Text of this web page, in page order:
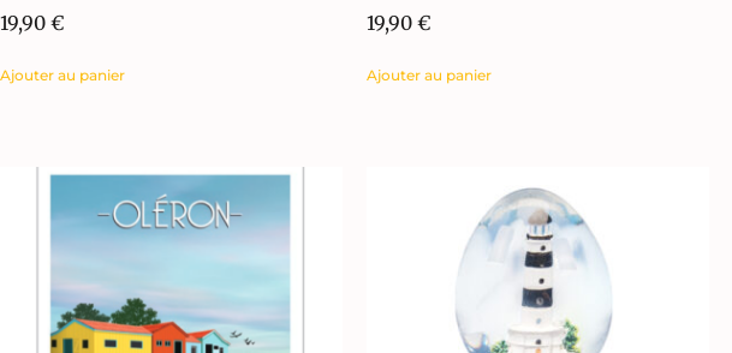
19,90 €
Ajouter au panier
19,90 €
Ajouter au panier